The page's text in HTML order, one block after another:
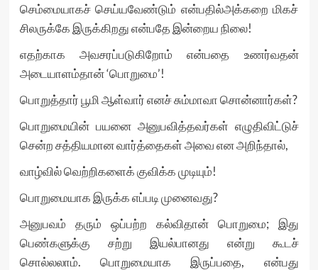
செம்மையாகச் செய்யவேண்டும் என்பதில்அக்கறை மிகச்
சிலருக்கே இருக்கிறது என்பதே இன்றைய நிலை!
எதற்காக அவசரப்படுகிறோம் என்பதை உணர்வதன்
அடையாளம்தான் ‘பொறுமை’!
பொறுத்தார் பூமி ஆள்வார் எனச் சும்மாவா சொன்னார்கள்?
பொறுமையின் பயனை அனுபவித்தவர்கள் எழுதிவிட்டுச்
சென்ற சத்தியமான வார்த்தைகள் அவை என அறிந்தால்,
வாழ்வில் வெற்றிகளைக் குவிக்க முடியும்!
பொறுமையாக இருக்க எப்படி முனைவது?
அனுபவம் தரும் ஒப்பற்ற கல்விதான் பொறுமை; இது
பெண்களுக்கு சற்று இயல்பானது என்று கூடச்
சொல்லலாம். பொறுமையாக இருப்பதை, என்பது